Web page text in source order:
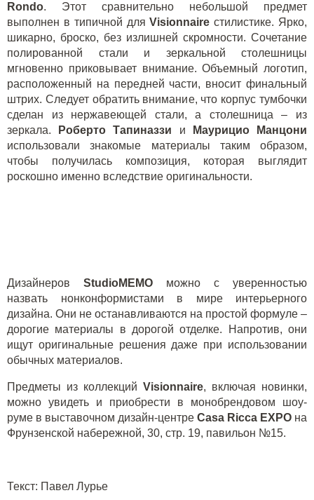
Rondo. Этот сравнительно небольшой предмет
выполнен в типичной дляVisionnaire стилистике. Ярко,
шикарно, броско, без излишней скромности. Сочетание
полированной стали и зеркальной столешницы
мгновенно приковывает внимание. Объемный логотип,
расположенный на передней части, вносит финальный
штрих. Следует обратить внимание, что корпус тумбочки
сделан из нержавеющей стали, а столешница – из
зеркала.
Роберто Тапиназзи и
Маурицио Манцони
использовали знакомые материалы таким образом,
чтобы получилась композиция, которая выглядит
роскошно именно вследствие оригинальности.
Дизайнеров StudioMEMO
можно с уверенностью
назвать нонконформистами в мире интерьерного
дизайна. Они не останавливаются на простой формуле –
дорогие материалы в дорогой отделке. Напротив, они
ищут оригинальные решения даже при использовании
обычных материалов.
Предметы из коллекций Visionnaire, включая новинки,
можно увидеть и приобрести в монобрендовом шоу-
руме в выставочном дизайн-центре Casa Ricca EXPO на
Фрунзенской набережной, 30, стр. 19, павильон №15.
Текст: Павел Лурье